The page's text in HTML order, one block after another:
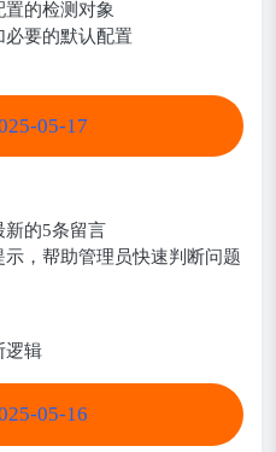
的检测对象
要的默认配置
05-17
新的5条留言
，帮助管理员快速判断问题
逻辑
05-16